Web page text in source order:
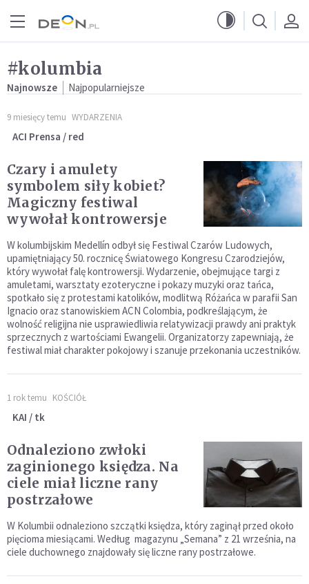
#kolumbia
Najnowsze Najpopularniejsze
9 miesięcy temu WYDARZENIA
ACI Prensa / red
Czary i amulety
symbolem siły kobiet?
Magiczny festiwal
wywołał kontrowersje
W kolumbijskim Medellín odbył się Festiwal Czarów Ludowych,
upamiętniający 50. rocznicę Światowego Kongresu Czarodziejów,
który wywołał falę kontrowersji. Wydarzenie, obejmujące targi z
amuletami, warsztaty ezoteryczne i pokazy muzyki oraz tańca,
spotkało się z protestami katolików, modlitwą Różańca w parafii San
Ignacio oraz stanowiskiem ACN Colombia, podkreślającym, że
wolność religijna nie usprawiedliwia relatywizacji prawdy ani praktyk
sprzecznych z wartościami Ewangelii. Organizatorzy zapewniają, że
festiwal miał charakter pokojowy i szanuje przekonania uczestników.
1 rok temu KOŚCIÓŁ
KAI / tk
Odnaleziono zwłoki
zaginionego księdza. Na
ciele miał liczne rany
postrzałowe
W Kolumbii odnaleziono szczątki księdza, który zaginął przed około
pięcioma miesiącami. Według magazynu „Semana” z 21 września, na
ciele duchownego znajdowały się liczne rany postrzałowe.